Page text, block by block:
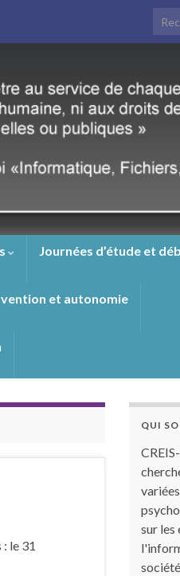
Journées d’étude et
et autonomie
le 31
QUI
sur les